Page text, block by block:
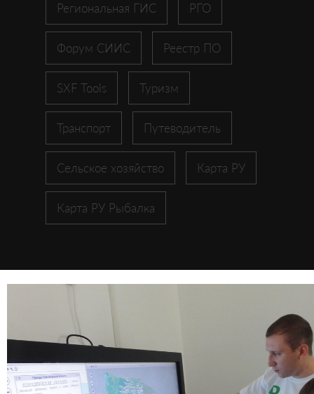
Региональная ГИС РГО
Форум СИИС Реестр ПО
SXF Tools Туризм
Транспорт Путеводитель
Сельское хозяйство Карта РУ
Карта РУ Рыбалка